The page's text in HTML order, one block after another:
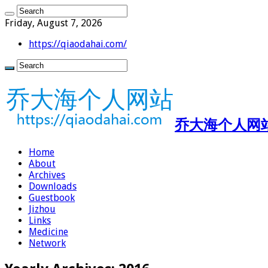
Friday, August 7, 2026
https://qiaodahai.com/
乔大海个人
Home
About
Archives
Downloads
Guestbook
Jizhou
Links
Medicine
Network